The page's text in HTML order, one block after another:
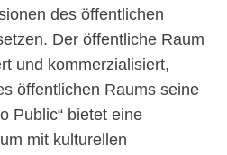
des öffentlichen
Der öffentliche Raum
und kommerzialisiert,
öffentlichen Raums seine
Public“ bietet eine
mit kulturellen